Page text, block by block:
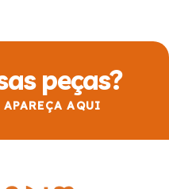
peças?
AQUI